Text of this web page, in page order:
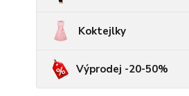
Koktejlky
Výprodej -20-50%